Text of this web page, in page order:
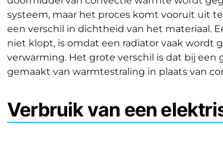
systeem, maar het proces komt vooruit uit
een verschil in dichtheid van het materiaal.
niet klopt, is omdat een radiator vaak wordt
verwarming. Het grote verschil is dat bij
gemaakt van warmtestraling in plaats van
Verbruik van een